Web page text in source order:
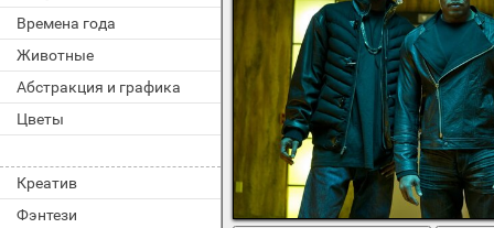
Времена года
Животные
Абстракция и графика
Цветы
Креатив
Фэнтези